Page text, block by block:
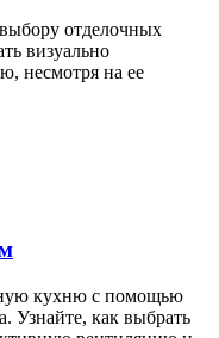
отделочных
визуально
несмотря на ее
кухню с помощью
Узнайте, как выбрать